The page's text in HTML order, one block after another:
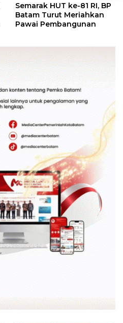
Semarak HUT ke-81 RI, BP
Batam Turut Meriahkan
Pawai Pembangunan